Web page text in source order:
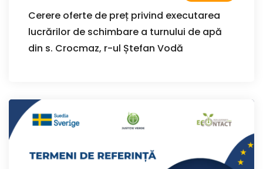
Cerere oferte de preț privind executarea
lucrărilor de schimbare a turnului de apă
din s. Crocmaz, r-ul Ștefan Vodă